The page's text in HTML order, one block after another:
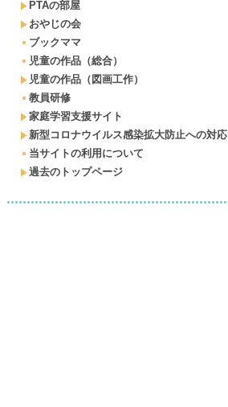
PTAの部屋
おやじの会
ブックママ
児童の作品（総合）
児童の作品（図画工作）
教員研修
家庭学習支援サイト
新型コロナウイルス感染拡大防止への対応
当サイトの利用について
過去のトップページ